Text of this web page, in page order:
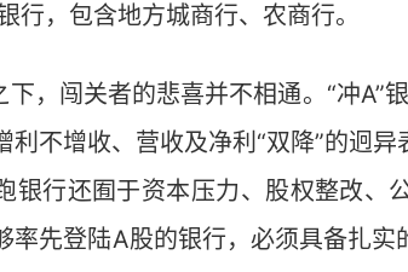
行，包含地方城商行、农商行。
，闯关者的悲喜并不相通。“冲A”
利不增收、营收及净利“双降”的迥
银行还囿于资本压力、股权整改、
率先登陆A股的银行，必须具备扎